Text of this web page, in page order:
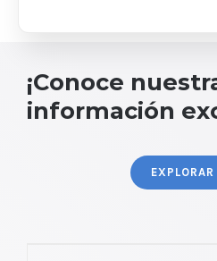
¡Conoce
información
EXPLORAR